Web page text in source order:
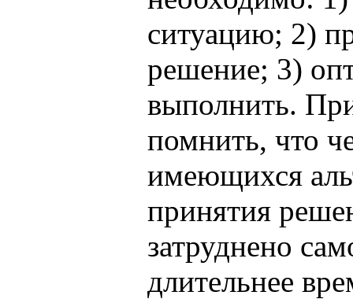
ситуацию; 2)
решение; 3)
выполнить.
помнить, что
имеющихся
принятия
затруднено
длительнее